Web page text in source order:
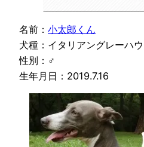
名前： 小太郎くん
犬種：イタリアングレーハ
性別：♂
生年月日：2019.7.16